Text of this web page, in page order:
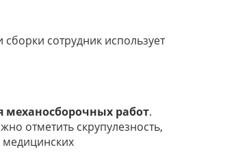
сотрудник использует
механосборочных работ.
отметить скрупулезность,
медицинских